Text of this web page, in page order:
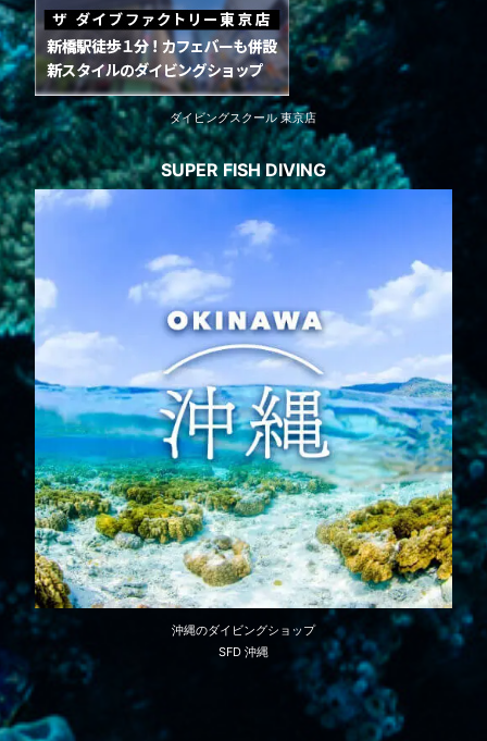
ダイビングスクール 東京店
SUPER FISH DIVING
沖縄のダイビングショップ
SFD 沖縄